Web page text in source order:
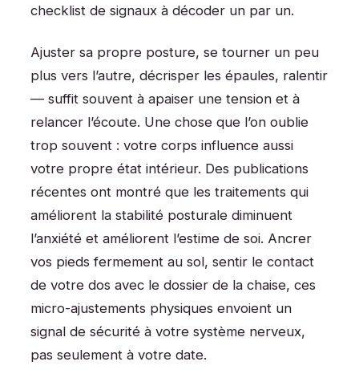
checklist de signaux à décoder un par un.
Ajuster sa propre posture, se tourner un peu
plus vers l’autre, décrisper les épaules, ralentir
— suffit souvent à apaiser une tension et à
relancer l’écoute. Une chose que l’on oublie
trop souvent : votre corps influence aussi
votre propre état intérieur. Des publications
récentes ont montré que les traitements qui
améliorent la stabilité posturale diminuent
l’anxiété et améliorent l’estime de soi. Ancrer
vos pieds fermement au sol, sentir le contact
de votre dos avec le dossier de la chaise, ces
micro-ajustements physiques envoient un
signal de sécurité à votre système nerveux,
pas seulement à votre date.